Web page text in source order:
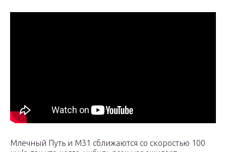
Млечный Путь и М31 сближаются со скоростью 100